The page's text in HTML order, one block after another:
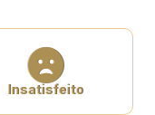
Insatisfeito